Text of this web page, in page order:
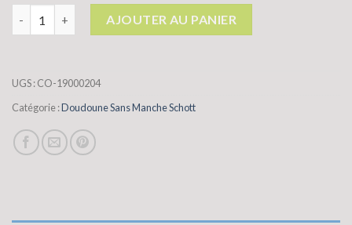
AJOUTER AU PANIER
UGS :CO-19000204
Catégorie :Doudoune Sans Manche Schott